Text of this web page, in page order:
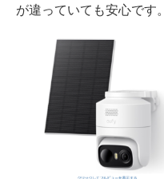
が違っていても安心です。